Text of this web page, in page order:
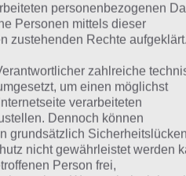
Lösungen zu Zauberhafte
personenbezogenen
Personen mittels dieser
zustehenden Rechte aufgeklärt.
zahlreiche
um einen möglichst
verarbeiteten
Dennoch können
grundsätzlich Sicherheitslücken
nicht gewährleistet werden
Person frei,